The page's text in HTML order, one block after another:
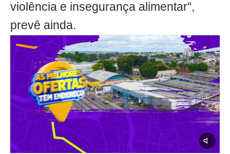
violência e insegurança alimentar",
prevê ainda.